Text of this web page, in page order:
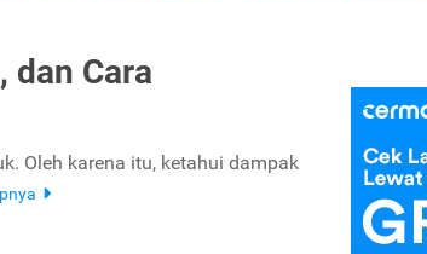
dan Cara
Oleh karena itu, ketahui dampak